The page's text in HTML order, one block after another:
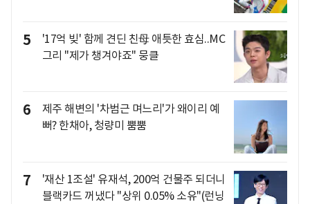
5
'17억 빚' 함께 견딘 친母 애틋한 효심..MC
그리 "제가 챙겨야죠" 뭉클
6
제주 해변의 '차범근 며느리'가 왜이리 예
뻐? 한채아, 청량미 뿜뿜
7
'재산 1조설' 유재석, 200억 건물주 되더니
블랙카드 꺼냈다 "상위 0.05% 소유"(런닝